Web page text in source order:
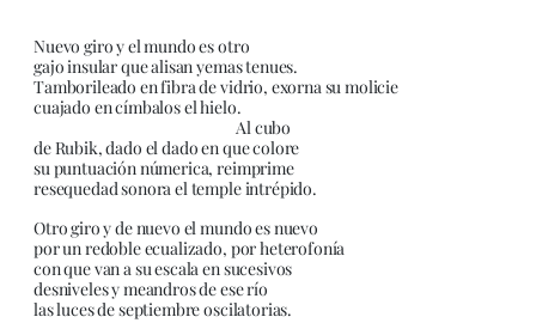
Nuevo giro y el mundo es otro
gajo insular que alisan yemas tenues.
Tamborileado en fibra de vidrio, exorna su molicie
cuajado en címbalos el hielo.
Al cubo
de Rubik, dado el dado en que colore
su puntuación númerica, reimprime
resequedad sonora el temple intrépido.
Otro giro y de nuevo el mundo es nuevo
por un redoble ecualizado, por heterofonía
con que van a su escala en sucesivos
desniveles y meandros de ese río
las luces de septiembre oscilatorias.